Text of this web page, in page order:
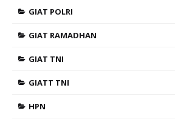
GIAT POLRI
GIAT RAMADHAN
GIAT TNI
GIATT TNI
HPN